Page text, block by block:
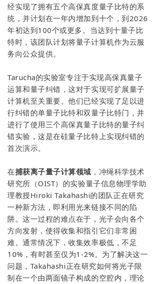
经实现了拥有五个高保真度量子比特的系
统，并计划在一年内增加到十个，到2026
年初达到100个或更多。当达到十量子比
特时，该团队计划将量子计算机作为云服
务向公众提供。
Tarucha的实验室专注于实现高保真量子
运算和量子纠错，这对于实现可扩展量子
计算机至关重要。他们已经实现了足以进
行纠错的单量子比特和双量子比特门，并
进行了使用三个高保真量子比特的量子纠
错实验，这是在硅量子比特上实现纠错的
首次演示。
在捕获离子量子计算领域 ，冲绳科学技术
研究所（OIST）的实验量子信息物理学助
理教授Hiroki Takahashi的团队正在研究
一种新方法，即利用光来链接不同的陷
阱。这一过程的难点在于，光子会向各个
方向发射，使得收集和指引它们非常困
难。通常情况下，收集效率极低，不足
10%，有时甚至仅为1-2%。为了解决这一
问题，Takahashi正在研究如何将光子限
制在一个由两面镜子构成的空腔内，理论